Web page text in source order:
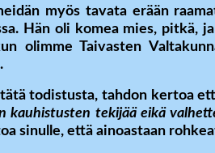
myös tavata erään
Hän oli komea mies, pitkä,
olimme Taivasten
todistusta, tahdon kertoa
kauhistusten tekijää eikä
sinulle, että ainoastaan